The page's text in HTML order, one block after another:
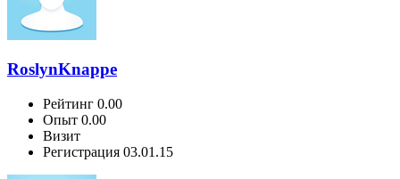
RoslynKnappe
Рейтинг 0.00
Опыт 0.00
Визит
Регистрация 03.01.15